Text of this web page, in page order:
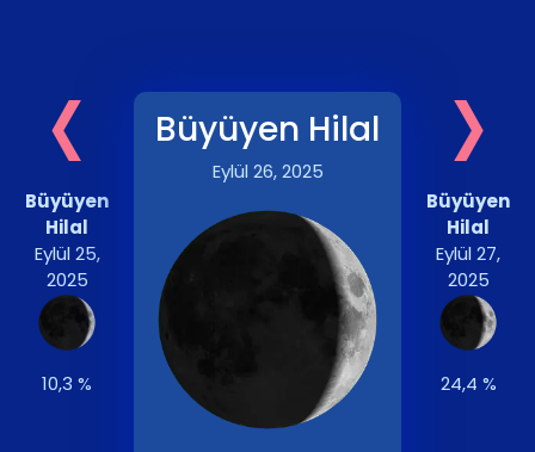
‹
Büyüyen
Hilal
Eylül 25,
2025
10,3 %
Büyüyen Hilal
Eylül 26, 2025 ›
Büyüyen
Hilal
Eylül 27,
2025
24,4 %